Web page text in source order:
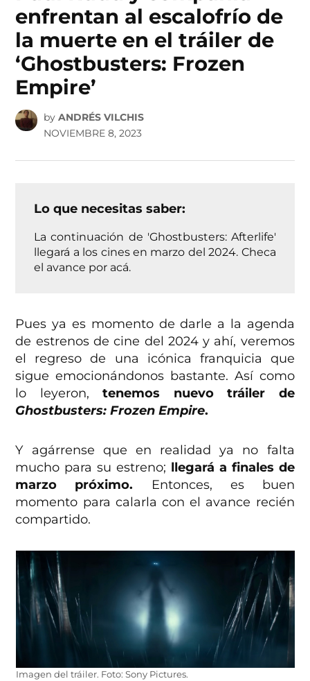
enfrentan al escalofrío de
la muerte en el tráiler de
‘Ghostbusters: Frozen
Empire’
by ANDRÉS VILCHIS
NOVIEMBRE 8, 2023
Lo que necesitas saber:
La continuación de 'Ghostbusters: Afterlife'
llegará a los cines en marzo del 2024. Checa
el avance por acá.
Pues ya es momento de darle a la agenda
de estrenos de cine del 2024 y ahí, veremos
el regreso de una icónica franquicia que
sigue emocionándonos bastante. Así como
lo leyeron, tenemos nuevo tráiler de
Ghostbusters: Frozen Empire.
Y agárrense que en realidad ya no falta
mucho para su estreno; llegará a finales de
marzo próximo. Entonces, es buen
momento para calarla con el avance recién
compartido.
Imagen del tráiler. Foto: Sony Pictures.